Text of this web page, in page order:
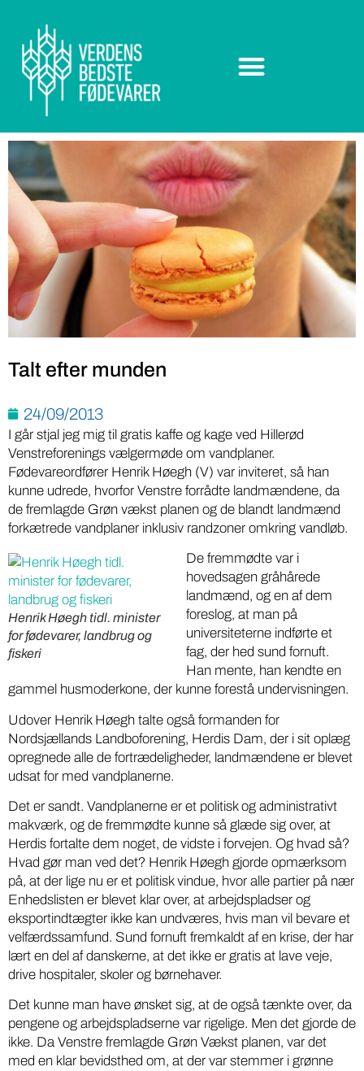
Talt efter munden
24/09/2013
I går stjal jeg mig til gratis kaffe og kage ved Hillerød
Venstreforenings vælgermøde om vandplaner.
Fødevareordfører Henrik Høegh (V) var inviteret, så han
kunne udrede, hvorfor Venstre forrådte landmændene, da
de fremlagde Grøn vækst planen og de blandt landmænd
forkætrede vandplaner inklusiv randzoner omkring vandløb.
Henrik Høegh tidl. minister
for fødevarer, landbrug og
fiskeri
De fremmødte var i
hovedsagen gråhårede
landmænd, og en af dem
foreslog, at man på
universiteterne indførte et
fag, der hed sund fornuft.
Han mente, han kendte en
gammel husmoderkone, der kunne forestå undervisningen.
Udover Henrik Høegh talte også formanden for
Nordsjællands Landboforening, Herdis Dam, der i sit oplæg
opregnede alle de fortrædeligheder, landmændene er blevet
udsat for med vandplanerne.
Det er sandt. Vandplanerne er et politisk og administrativt
makværk, og de fremmødte kunne så glæde sig over, at
Herdis fortalte dem noget, de vidste i forvejen. Og hvad så?
Hvad gør man ved det? Henrik Høegh gjorde opmærksom
på, at der lige nu er et politisk vindue, hvor alle partier på nær
Enhedslisten er blevet klar over, at arbejdspladser og
eksportindtægter ikke kan undværes, hvis man vil bevare et
velfærdssamfund. Sund fornuft fremkaldt af en krise, der har
lært en del af danskerne, at det ikke er gratis at lave veje,
drive hospitaler, skoler og børnehaver.
Det kunne man have ønsket sig, at de også tænkte over, da
pengene og arbejdspladserne var rigelige. Men det gjorde de
ikke. Da Venstre fremlagde Grøn Vækst planen, var det
med en klar bevidsthed om, at der var stemmer i grønne